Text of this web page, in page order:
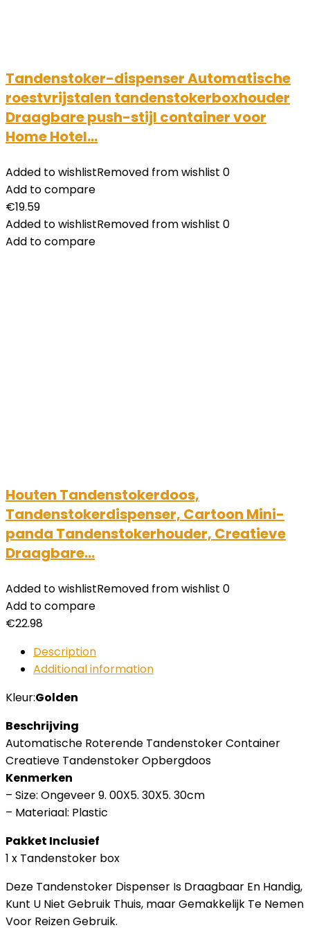
Tandenstoker-dispenser Automatische
roestvrijstalen tandenstokerboxhouder
Draagbare push-stijl container voor
Home Hotel…
Added to wishlistRemoved from wishlist 0
Add to compare
€19.59
Added to wishlistRemoved from wishlist 0
Add to compare
Houten Tandenstokerdoos,
Tandenstokerdispenser, Cartoon Mini-
panda Tandenstokerhouder, Creatieve
Draagbare…
Added to wishlistRemoved from wishlist 0
Add to compare
€22.98
Description
Additional information
Kleur:Golden
Beschrijving
Automatische Roterende Tandenstoker Container
Creatieve Tandenstoker Opbergdoos
Kenmerken
– Size: Ongeveer 9. 00X5. 30X5. 30cm
– Materiaal: Plastic
Pakket Inclusief
1 x Tandenstoker box
Deze Tandenstoker Dispenser Is Draagbaar En Handig,
Kunt U Niet Gebruik Thuis, maar Gemakkelijk Te Nemen
Voor Reizen Gebruik.